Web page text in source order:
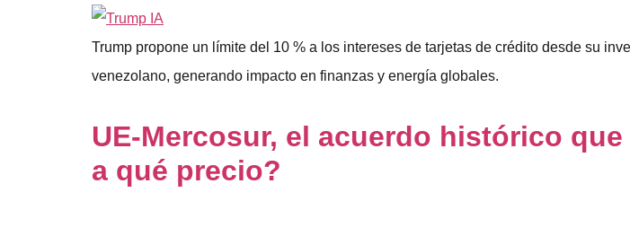
Trump propone un límite del 10 % a los intereses de tarjetas de crédito desde su
venezolano, generando impacto en finanzas y energía globales.
UE-Mercosur, el acuerdo histórico
a qué precio?